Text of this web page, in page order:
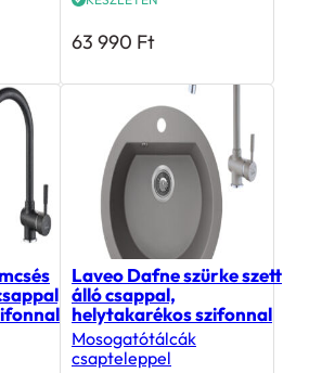
63 990 Ft
Laveo Dafne szürke szett
álló csappal,
helytakarékos szifonnal
Mosogatótálcák
csapteleppel